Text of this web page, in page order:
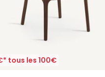
tous les 100€